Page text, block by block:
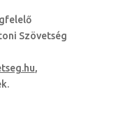
Szövetség
,